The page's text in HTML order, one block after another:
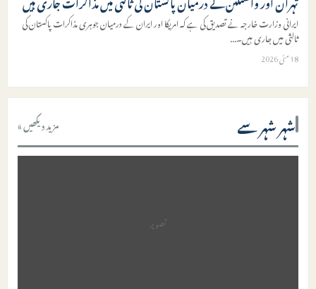
ایرانی وزارت خارجہ نے تصدیق کی ہے کہ امریکا اور ایران کے درمیان جوہری مذاکرات پاکستان کی
ثالثی میں جاری ہیں۔...
18 مئی 2026
شہر شہر سے مزید دیکھیں »
تصویر